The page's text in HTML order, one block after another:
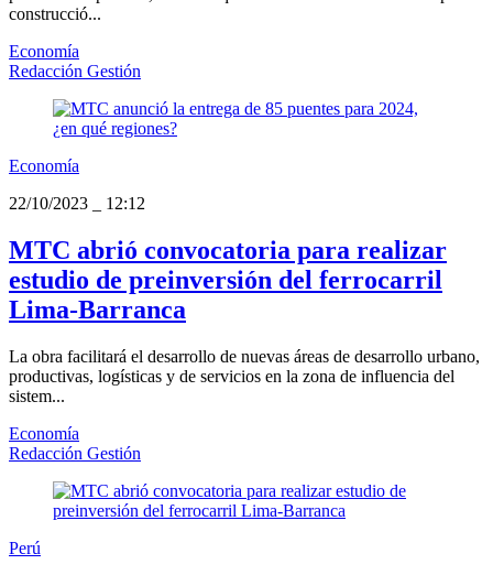
construcció...
Economía
Redacción Gestión
Economía
22/10/2023
12:12
MTC abrió convocatoria para realizar
estudio de preinversión del ferrocarril
Lima-Barranca
La obra facilitará el desarrollo de nuevas áreas de desarrollo urbano,
productivas, logísticas y de servicios en la zona de influencia del
sistem...
Economía
Redacción Gestión
Perú